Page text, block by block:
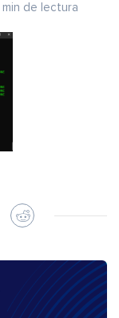
min de lectura